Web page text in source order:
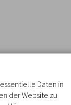
Daten in
der Website zu